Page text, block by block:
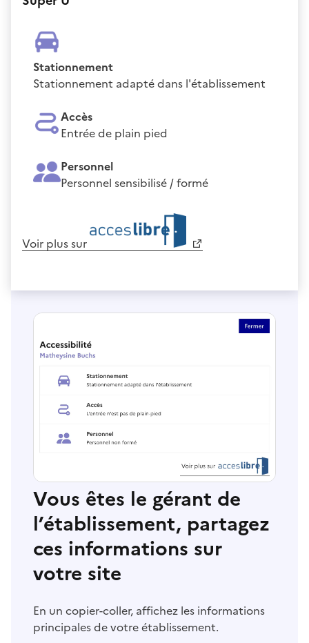
Stationnement
Stationnement adapté dans l'établissement
Accès
Entrée de plain pied
Personnel
Personnel sensibilisé / formé
Voir plus sur
Vous êtes le gérant de
l’établissement, partagez
ces informations sur
votre site
En un copier-coller, affichez les informations
principales de votre établissement.